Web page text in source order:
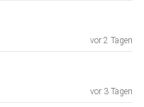
vor 2 Tagen
vor 3 Tagen